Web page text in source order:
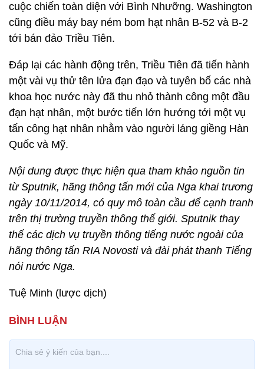
cuộc chiến toàn diện với Bình Nhưỡng. Washington
cũng điều máy bay ném bom hạt nhân B-52 và B-2
tới bán đảo Triều Tiên.
Đáp lại các hành động trên, Triều Tiên đã tiến hành
một vài vụ thử tên lửa đạn đạo và tuyên bố các nhà
khoa học nước này đã thu nhỏ thành công một đầu
đạn hạt nhân, một bước tiến lớn hướng tới một vụ
tấn công hạt nhân nhằm vào người láng giềng Hàn
Quốc và Mỹ.
Nội dung được thực hiện qua tham khảo nguồn tin
từ Sputnik, hãng thông tấn mới của Nga khai trương
ngày 10/11/2014, có quy mô toàn cầu để cạnh tranh
trên thị trường truyền thông thế giới. Sputnik thay
thế các dịch vụ truyền thông tiếng nước ngoài của
hãng thông tấn RIA Novosti và đài phát thanh Tiếng
nói nước Nga.
Tuệ Minh (lược dịch)